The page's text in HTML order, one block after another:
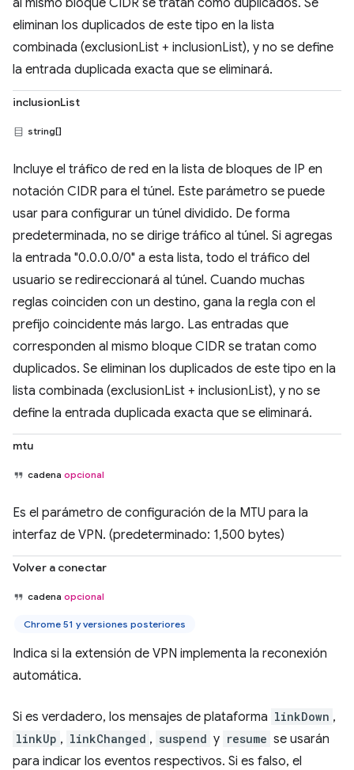
al mismo bloque CIDR se tratan como duplicados. Se
eliminan los duplicados de este tipo en la lista
combinada (exclusionList + inclusionList), y no se define
la entrada duplicada exacta que se eliminará.
inclusionList
string[]
Incluye el tráfico de red en la lista de bloques de IP en
notación CIDR para el túnel. Este parámetro se puede
usar para configurar un túnel dividido. De forma
predeterminada, no se dirige tráfico al túnel. Si agregas
la entrada "0.0.0.0/0" a esta lista, todo el tráfico del
usuario se redireccionará al túnel. Cuando muchas
reglas coinciden con un destino, gana la regla con el
prefijo coincidente más largo. Las entradas que
corresponden al mismo bloque CIDR se tratan como
duplicados. Se eliminan los duplicados de este tipo en la
lista combinada (exclusionList + inclusionList), y no se
define la entrada duplicada exacta que se eliminará.
mtu
cadena opcional
Es el parámetro de configuración de la MTU para la
interfaz de VPN. (predeterminado: 1,500 bytes)
Volver a conectar
cadena opcional
Chrome 51 y versiones posteriores
Indica si la extensión de VPN implementa la reconexión
automática.
Si es verdadero, los mensajes de plataforma linkDown ,
linkUp , linkChanged , suspend y resume se usarán
para indicar los eventos respectivos. Si es falso, el